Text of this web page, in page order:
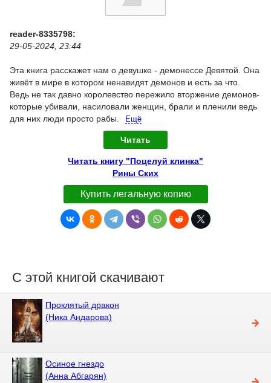
reader-8335798:
29-05-2024, 23:44
Эта книга расскажет нам о девушке - демонессе Девятой. Она
живёт в мире в котором ненавидят демонов и есть за что.
Ведь не так давно королевство пережило вторжение демонов-
которые убивали, насиловали женщин, брали и пленили ведь
для них люди просто рабы.
Ещё
Читать
Читать книгу "Поцелуй клинка"
Рины Ских
Купить легальную копию
С этой книгой скачивают
Проклятый дракон
(Ника Андарова)
Осиное гнездо
(Анна Абгарян)